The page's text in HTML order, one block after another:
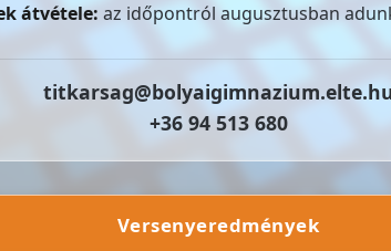
átvétele: az időpontról augusztusban
+36 94 513 680
Versenyeredmények